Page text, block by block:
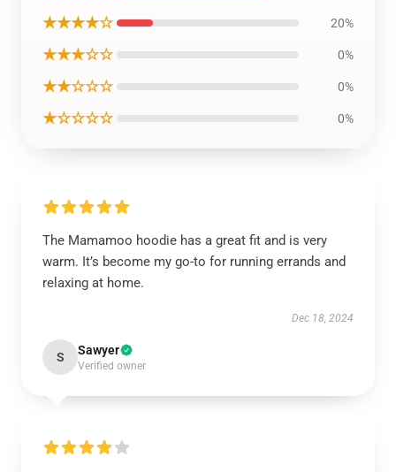
★★★★☆ 20%
★★★☆☆ 0%
★★☆☆☆ 0%
★☆☆☆☆ 0%
The Mamamoo hoodie has a great fit and is very
warm. It’s become my go-to for running errands and
relaxing at home.
Dec 18, 2024
S Sawyer
Verified owner